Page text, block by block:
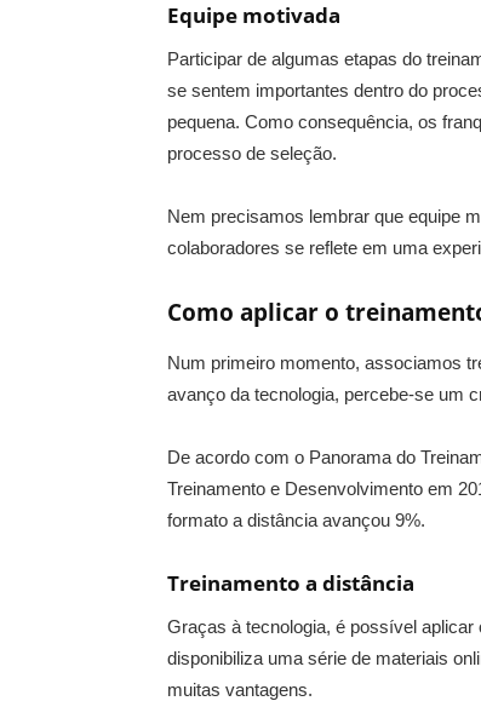
Equipe motivada
Participar de algumas etapas do
se sentem importantes dentro do
pequena. Como consequência, os
processo de seleção.
Nem precisamos lembrar que equipe
colaboradores se reflete em uma
Como aplicar o
Num primeiro momento, associamos
avanço da tecnologia, percebe-se um
De acordo com o Panorama do
Treinamento e Desenvolvimento em
formato a distância avançou 9%.
Treinamento a distância
Graças à tecnologia, é possível aplicar
disponibiliza uma série de materiais
muitas vantagens.